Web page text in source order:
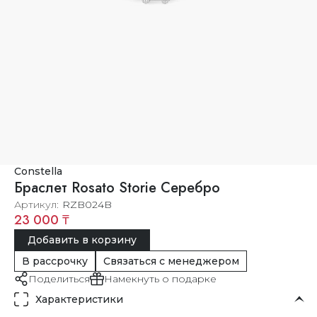
Constella
Браслет Rosato Storie Серебро
Артикул RZB024B
23 000 ₸
Добавить в корзину
В рассрочку
Связаться с менеджером
Поделиться
Намекнуть о подарке
Характеристики